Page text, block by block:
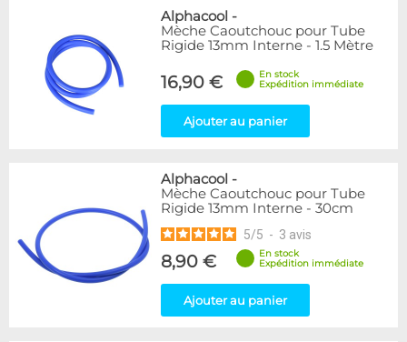
Alphacool -
Mèche Caoutchouc pour Tube
Rigide 13mm Interne - 1.5 Mètre
16,90 €
En stock
Expédition immédiate
Ajouter au panier
Alphacool -
Mèche Caoutchouc pour Tube
Rigide 13mm Interne - 30cm
5/5 - 3 avis
8,90 €
En stock
Expédition immédiate
Ajouter au panier